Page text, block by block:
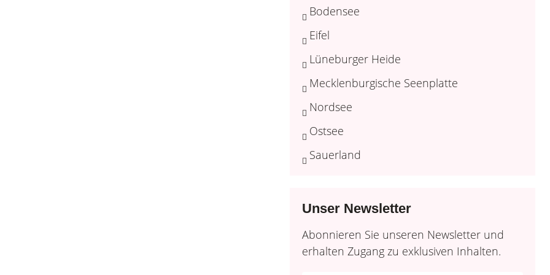
Bodensee
Eifel
Lüneburger Heide
Mecklenburgische Seenplatte
Nordsee
Ostsee
Sauerland
Unser Newsletter
Abonnieren Sie unseren Newsletter und
erhalten Zugang zu exklusiven Inhalten.